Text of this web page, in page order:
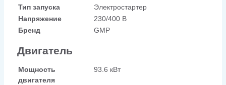
Тип запуска
Электростартер
Напряжение
230/400 В
Бренд
GMP
Двигатель
Мощность
двигателя
93.6 кВт